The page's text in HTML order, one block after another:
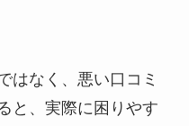
はなく、悪い口コミ
と、実際に困りやす